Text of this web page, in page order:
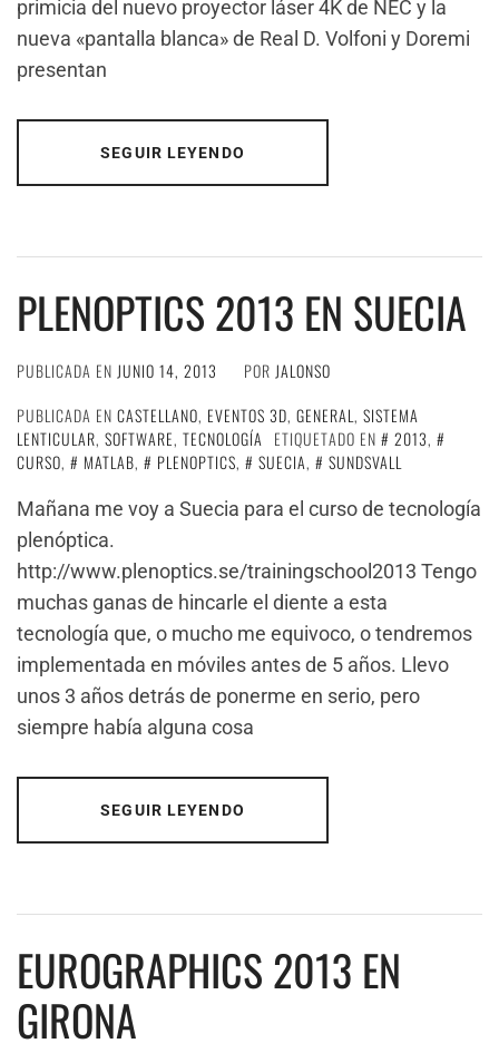
primicia del nuevo proyector láser 4K de NEC y la
nueva «pantalla blanca» de Real D. Volfoni y Doremi
presentan
SEGUIR LEYENDO
PLENOPTICS 2013 EN SUECIA
PUBLICADA EN JUNIO 14, 2013 POR JALONSO
PUBLICADA EN CASTELLANO, EVENTOS 3D, GENERAL, SISTEMA
LENTICULAR, SOFTWARE, TECNOLOGÍA ETIQUETADO EN 2013,
CURSO, MATLAB, PLENOPTICS, SUECIA,
SUNDSVALL
Mañana me voy a Suecia para el curso de tecnología
plenóptica.
http://www.plenoptics.se/trainingschool2013 Tengo
muchas ganas de hincarle el diente a esta
tecnología que, o mucho me equivoco, o tendremos
implementada en móviles antes de 5 años. Llevo
unos 3 años detrás de ponerme en serio, pero
siempre había alguna cosa
SEGUIR LEYENDO
EUROGRAPHICS 2013 EN
GIRONA